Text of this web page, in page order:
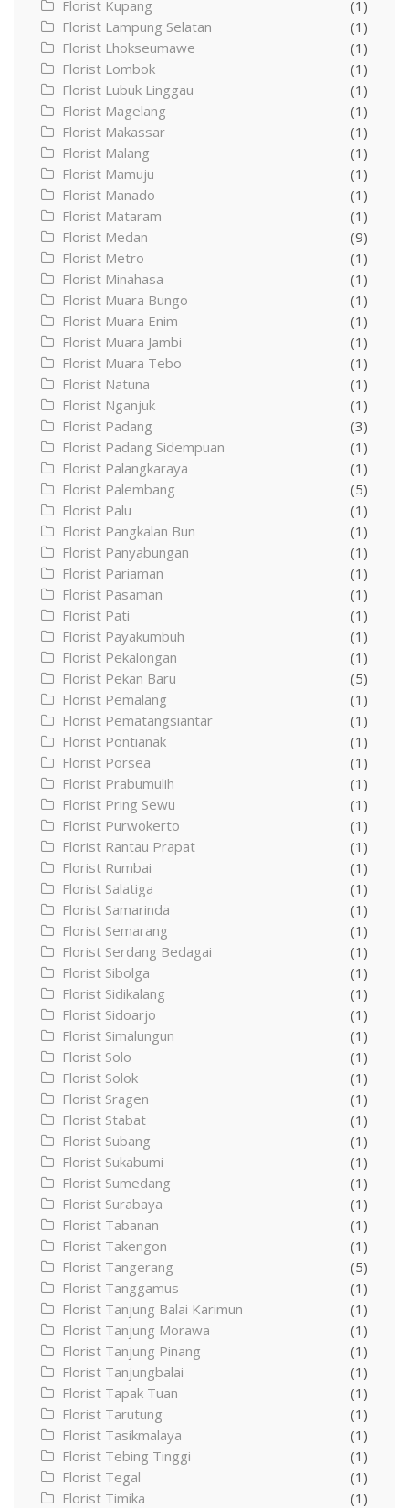
Florist Kupang
(1)
Florist Lampung Selatan
(1)
Florist Lhokseumawe
(1)
Florist Lombok
(1)
Florist Lubuk Linggau
(1)
Florist Magelang
(1)
Florist Makassar
(1)
Florist Malang
(1)
Florist Mamuju
(1)
Florist Manado
(1)
Florist Mataram
(1)
Florist Medan
(9)
Florist Metro
(1)
Florist Minahasa
(1)
Florist Muara Bungo
(1)
Florist Muara Enim
(1)
Florist Muara Jambi
(1)
Florist Muara Tebo
(1)
Florist Natuna
(1)
Florist Nganjuk
(1)
Florist Padang
(3)
Florist Padang Sidempuan
(1)
Florist Palangkaraya
(1)
Florist Palembang
(5)
Florist Palu
(1)
Florist Pangkalan Bun
(1)
Florist Panyabungan
(1)
Florist Pariaman
(1)
Florist Pasaman
(1)
Florist Pati
(1)
Florist Payakumbuh
(1)
Florist Pekalongan
(1)
Florist Pekan Baru
(5)
Florist Pemalang
(1)
Florist Pematangsiantar
(1)
Florist Pontianak
(1)
Florist Porsea
(1)
Florist Prabumulih
(1)
Florist Pring Sewu
(1)
Florist Purwokerto
(1)
Florist Rantau Prapat
(1)
Florist Rumbai
(1)
Florist Salatiga
(1)
Florist Samarinda
(1)
Florist Semarang
(1)
Florist Serdang Bedagai
(1)
Florist Sibolga
(1)
Florist Sidikalang
(1)
Florist Sidoarjo
(1)
Florist Simalungun
(1)
Florist Solo
(1)
Florist Solok
(1)
Florist Sragen
(1)
Florist Stabat
(1)
Florist Subang
(1)
Florist Sukabumi
(1)
Florist Sumedang
(1)
Florist Surabaya
(1)
Florist Tabanan
(1)
Florist Takengon
(1)
Florist Tangerang
(5)
Florist Tanggamus
(1)
Florist Tanjung Balai Karimun
(1)
Florist Tanjung Morawa
(1)
Florist Tanjung Pinang
(1)
Florist Tanjungbalai
(1)
Florist Tapak Tuan
(1)
Florist Tarutung
(1)
Florist Tasikmalaya
(1)
Florist Tebing Tinggi
(1)
Florist Tegal
(1)
Florist Timika
(1)